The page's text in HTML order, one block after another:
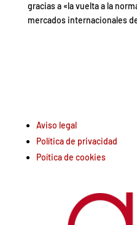
gracias a «la vuelta a la
mercados internacionales
Aviso legal
Política de privacidad
Poítica de cookies